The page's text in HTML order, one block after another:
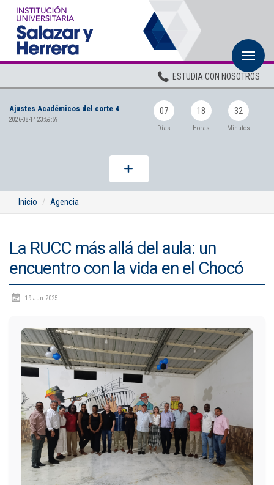
ESTUDIA CON NOSOTROS
Ajustes Académicos del corte 4
2026-08-14 23:59:59
07
Días
18
Horas
32
Minutos
Inicio Agencia
La RUCC más allá del aula: un
encuentro con la vida en el Chocó
19 Jun 2025
Pregrados
Planta Docente
ADMISIONES
BIENESTAR
Centros
BIBLIOTECA
Pastoral
CARTERA
Inscripciones
Estudiantes
Egresados